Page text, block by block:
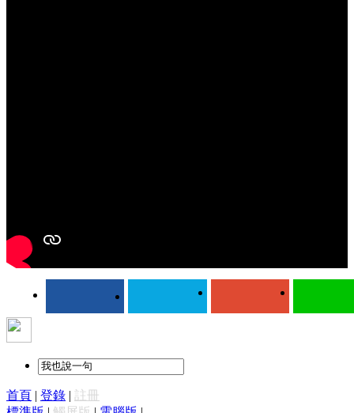
首頁 | 登錄 | 註冊